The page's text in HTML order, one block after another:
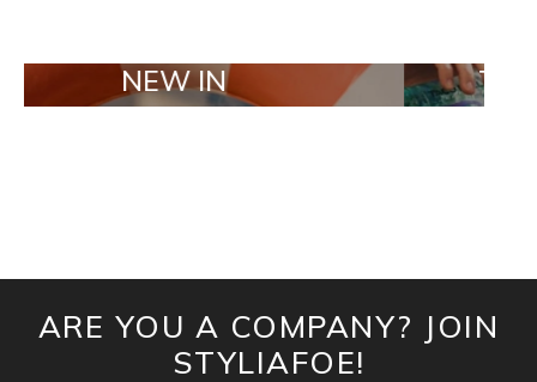
NEW IN TAILOR
ARE YOU A COMPANY? JOIN
STYLIAFOE!